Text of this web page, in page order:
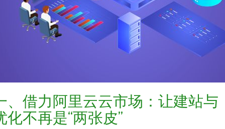
、借力阿里云云市场：让建站与
化不再是“两张皮”